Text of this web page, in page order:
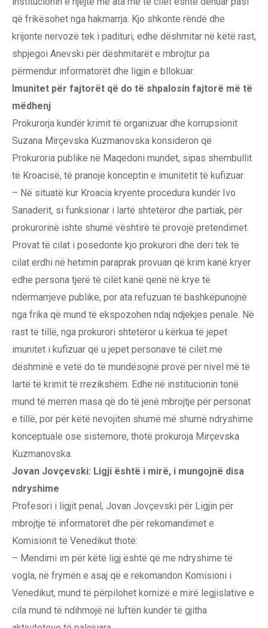
që frikësohet nga hakmarrja. Kjo shkonte rëndë dhe
krijonte nervozë tek i padituri, edhe dëshmitar në këtë rast,
shpjegoi Anevski për dëshmitarët e mbrojtur pa
përmendur informatorët dhe ligjin e bllokuar.
Imunitet për fajtorët që do të shpalosin fajtorë më të
mëdhenj
Prokurorja kundër krimit të organizuar dhe korrupsionit
Suzana Mirçevska Kuzmanovska konsideron që
Prokuroria publike në Maqedoni mundet, sipas shembullit
të Kroacisë, të pranojë konceptin e imunitetit të kufizuar.
– Në situatë kur Kroacia kryente procedura kundër Ivo
Sanaderit, si funksionar i lartë shtetëror dhe partiak, për
prokurorinë ishte shumë vështirë të provojë pretendimet.
Provat të cilat i posedonte kjo prokurori dhe deri tek të
cilat erdhi në hetimin paraprak provuan që krim kanë kryer
edhe persona tjerë të cilët kanë qenë në krye të
ndërmarrjeve publike, por ata refuzuan të bashkëpunojnë
nga frika që mund të ekspozohen ndaj ndjekjes penale. Në
rast të tillë, nga prokurori shtetëror u kërkua të jepet
imunitet i kufizuar që u jepet personave të cilët me
dëshminë e vetë do të mundësojnë provë për nivel më të
lartë të krimit të rrezikshëm. Edhe në institucionin tonë
mund të merren masa që do të jenë mbrojtje për personat
e tillë, por për këtë nevojiten shumë më shumë ndryshime
konceptuale ose sistemore, thotë prokuroja Mirçevska
Kuzmanovska.
Jovan Jovçevski: Ligji është i mirë, i mungojnë disa
ndryshime
Profesori i ligjit penal, Jovan Jovçevski për Ligjin për
mbrojtje të informatorët dhe për rekomandimet e
Komisionit të Venedikut thotë:
– Mendimi im për këtë ligj është që me ndryshime të
vogla, në frymën e asaj që e rekomandon Komisioni i
Venedikut, mund të përpilohet kornizë e mirë legjislative e
cila mund të ndihmojë në luftën kundër të gjitha